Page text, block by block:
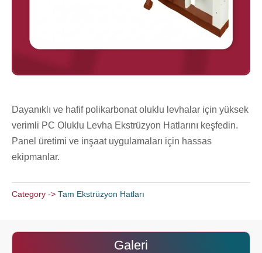
Dayanıklı ve hafif polikarbonat oluklu levhalar için yüksek
verimli PC Oluklu Levha Ekstrüzyon Hatlarını keşfedin.
Panel üretimi ve inşaat uygulamaları için hassas
ekipmanlar.
Category -> Tam Ekstrüzyon Hatları
Galeri